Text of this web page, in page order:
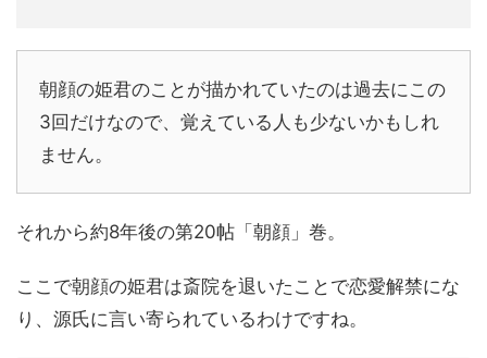
朝顔の姫君のことが描かれていたのは過去にこの
3回だけなので、覚えている人も少ないかもしれ
ません。
それから約8年後の第20帖「朝顔」巻。
ここで朝顔の姫君は斎院を退いたことで恋愛解禁にな
り、源氏に言い寄られているわけですね。